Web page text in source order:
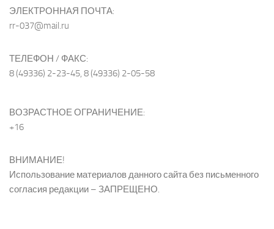
ЭЛЕКТРОННАЯ ПОЧТА:
rr-037@mail.ru
ТЕЛЕФОН / ФАКС:
8 (49336) 2-23-45, 8 (49336) 2-05-58
ВОЗРАСТНОЕ ОГРАНИЧЕНИЕ:
+16
ВНИМАНИЕ!
Использование материалов данного сайта без письменного
согласия редакции – ЗАПРЕЩЕНО.